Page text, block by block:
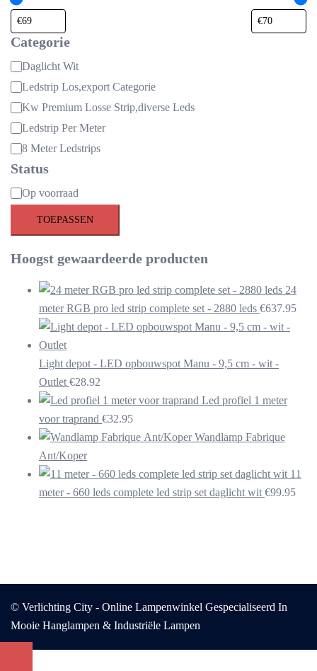
Categorie
Categorie
Daglicht Wit
Ledstrip Los,export Categorie
Kw Premium Losse Strip,diverse Leds
Ledstrip Per Meter
8 Meter Ledstrips
Status
Beschikbaarheid
Op voorraad
TOEPASSEN
Hoogst gewaardeerde producten
24
meter RGB pro led strip complete set - 2880 leds €637.95
Light depot - LED opbouwspot Manu - 9,5 cm - wit -
Outlet €28.92
Led profiel 1 meter
voor traprand €32.95
Wandlamp Fabrique
Ant/Koper
11
meter - 660 leds complete led strip set daglicht wit €99.95
© Verlichting City - Online Lampenwinkel Gespecialiseerd In
Mooie Hanglampen & Industriële Lampen